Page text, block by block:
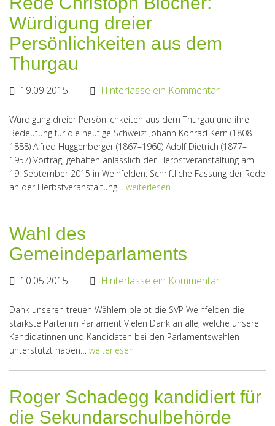
Würdigung dreier
Persönlichkeiten aus dem
Thurgau
19.09.2015 | Hinterlasse ein Kommentar
Würdigung dreier Persönlichkeiten aus dem Thurgau und ihre
Bedeutung für die heutige Schweiz: Johann Konrad Kern (1808–
1888) Alfred Huggenberger (1867–1960) Adolf Dietrich (1877–
1957) Vortrag, gehalten anlässlich der Herbstveranstaltung am
19. September 2015 in Weinfelden: Schriftliche Fassung der Rede
an der Herbstveranstaltung… weiterlesen
Wahl des
Gemeindeparlaments
10.05.2015 | Hinterlasse ein Kommentar
Dank unseren treuen Wählern bleibt die SVP Weinfelden die
stärkste Partei im Parlament Vielen Dank an alle, welche unsere
Kandidatinnen und Kandidaten bei den Parlamentswahlen
unterstützt haben… weiterlesen
Roger Schadegg kandidiert für
die Sekundarschulbehörde